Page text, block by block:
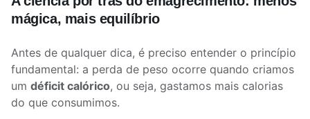
mágica, mais equilíbrio
Antes de qualquer dica, é preciso entender o princípio
fundamental: a perda de peso ocorre quando criamos
um déficit calórico, ou seja, gastamos mais calorias
do que consumimos.